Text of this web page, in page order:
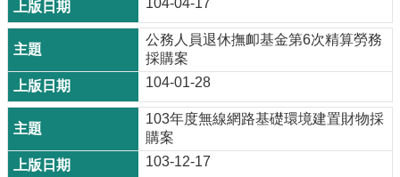
104-04-17
公務人員退休撫卹基金第6次精算勞務
採購案
104-01-28
103年度無線網路基礎環境建置財物採
購案
103-12-17